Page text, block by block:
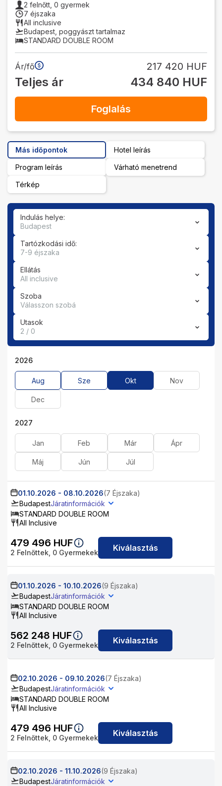
2 felnőtt, 0 gyermek
7 éjszaka
All inclusive
Budapest poggyászt tartalmaz
STANDARD DOUBLE ROOM
Ár/fő 217 420 HUF
Teljes ár 434 840 HUF
Foglalás
Más időpontok Hotel leírás
Program leírás Várható menetrend
Térkép
Indulás helye:
Budapest
Tartózkodási idő:
7-9 éjszaka
Ellátás
All inclusive
Szoba
Válasszon szobá
Utasok
2 / 0
2026
Aug Sze Okt Nov
Dec
2027
Jan Feb Már Ápr
Máj Jún Júl
01.10.2026 - 08.10.2026(7 Éjszaka)
BudapestJáratinformációk
STANDARD DOUBLE ROOM
All Inclusive
479 496 HUF
2 Felnőttek, 0 Gyermekek Kiválasztás
01.10.2026 - 10.10.2026(9 Éjszaka)
BudapestJáratinformációk
STANDARD DOUBLE ROOM
All Inclusive
562 248 HUF
2 Felnőttek, 0 Gyermekek Kiválasztás
02.10.2026 - 09.10.2026(7 Éjszaka)
BudapestJáratinformációk
STANDARD DOUBLE ROOM
All Inclusive
479 496 HUF
2 Felnőttek, 0 Gyermekek Kiválasztás
02.10.2026 - 11.10.2026(9 Éjszaka)
BudapestJáratinformációk